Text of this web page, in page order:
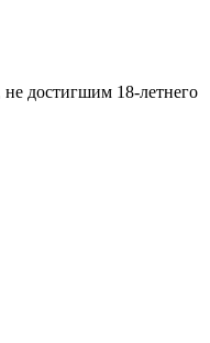
достигшим 18-летнего